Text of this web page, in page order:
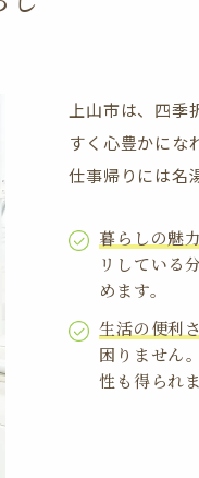
上山市は、四
すく心豊かにな
仕事帰りには名
暮らしの魅
リしている
めます。
生活の便利
困りません
性も得られま